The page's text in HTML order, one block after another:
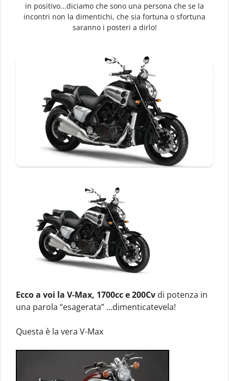
in positivo...diciamo che sono una persona che se la
incontri non la dimentichi, che sia fortuna o sfortuna
saranno i posteri a dirlo!
Ecco a voi la V-Max, 1700cc e 200Cv di potenza in
una parola “esagerata” …dimenticatevela!
Questa è la vera V-Max